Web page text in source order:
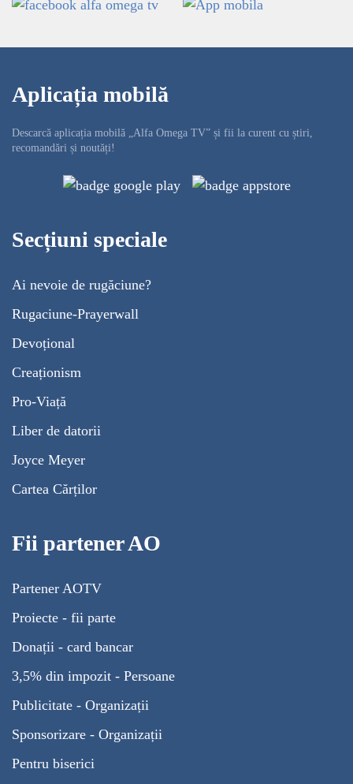
Aplicația mobilă
Descarcă aplicația mobilă „Alfa Omega TV” și fii la curent cu știri,
recomandări și noutăți!
Secțiuni speciale
Ai nevoie de rugăciune?
Rugaciune-Prayerwall
Devoțional
Creaționism
Pro-Viață
Liber de datorii
Joyce Meyer
Cartea Cărților
Fii partener AO
Partener AOTV
Proiecte - fii parte
Donații - card bancar
3,5% din impozit - Persoane
Publicitate - Organizații
Sponsorizare - Organizații
Pentru biserici